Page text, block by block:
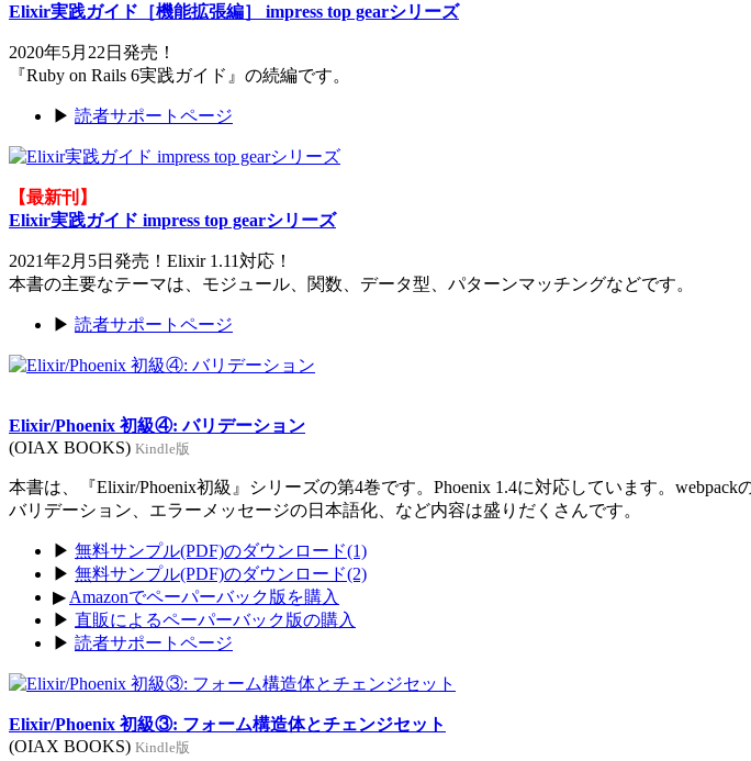
Elixir実践ガイド［機能拡張編］ impress top gearシリーズ
2020年5月22日発売！
『Ruby on Rails 6実践ガイド』の続編です。
▶ 読者サポートページ
【最新刊】
Elixir実践ガイド impress top gearシリーズ
2021年2月5日発売！Elixir 1.11対応！
本書の主要なテーマは、モジュール、関数、データ型、パターンマッチングなどです。
▶ 読者サポートページ
Elixir/Phoenix 初級④: バリデーション
(OIAX BOOKS) Kindle版
本書は、『Elixir/Phoenix初級』シリーズの第4巻です。Phoenix 1.4に対応しています。
バリデーション、エラーメッセージの日本語化、など内容は盛りだくさんです。
▶ 無料サンプル(PDF)のダウンロード(1)
▶ 無料サンプル(PDF)のダウンロード(2)
▶ Amazonでペーパーバック版を購入
▶ 直販によるペーパーバック版の購入
▶ 読者サポートページ
Elixir/Phoenix 初級③: フォーム構造体とチェンジセット
(OIAX BOOKS) Kindle版